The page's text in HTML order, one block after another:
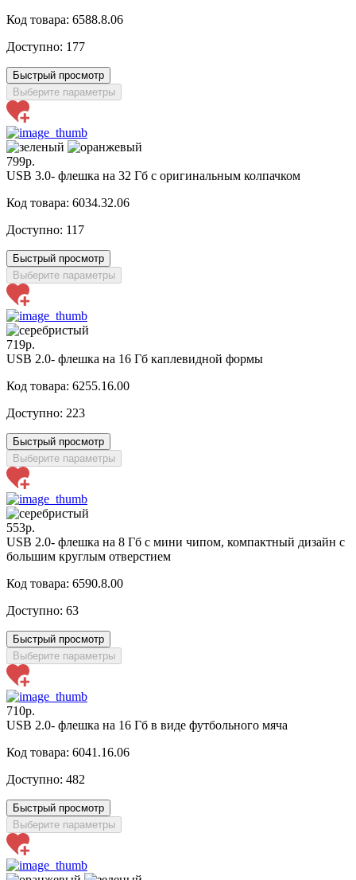
Код товара: 6588.8.06
Доступно: 177
Быстрый просмотр
Выберите параметры
799р.
USB 3.0- флешка на 32 Гб с оригинальным колпачком
Код товара: 6034.32.06
Доступно: 117
Быстрый просмотр
Выберите параметры
719р.
USB 2.0- флешка на 16 Гб каплевидной формы
Код товара: 6255.16.00
Доступно: 223
Быстрый просмотр
Выберите параметры
553р.
USB 2.0- флешка на 8 Гб с мини чипом, компактный дизайн с
большим круглым отверстием
Код товара: 6590.8.00
Доступно: 63
Быстрый просмотр
Выберите параметры
710р.
USB 2.0- флешка на 16 Гб в виде футбольного мяча
Код товара: 6041.16.06
Доступно: 482
Быстрый просмотр
Выберите параметры